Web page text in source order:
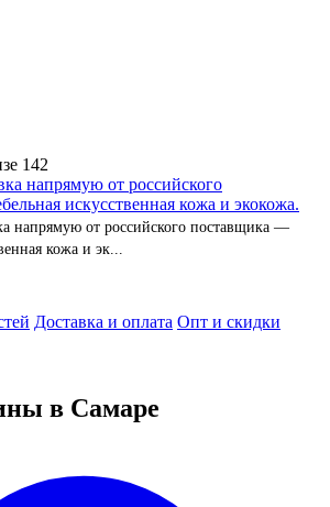
142
напрямую от российского
искусственная кожа и экокожа.
напрямую от российского поставщика —
кожа и эк...
Доставка и оплата Опт и скидки
в Самаре